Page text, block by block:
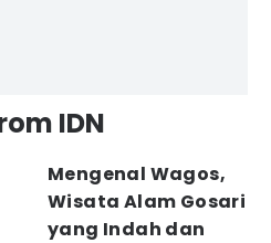
IDN
Mengenal Wagos,
Wisata Alam Gosari
yang Indah dan